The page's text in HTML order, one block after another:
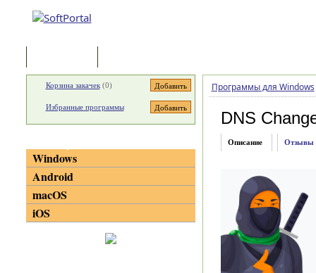
Программы для Windows
DNS
Описание Отзывы
Корзина закачек(0)
Избранные программы
Windows
Android
macOS
iOS